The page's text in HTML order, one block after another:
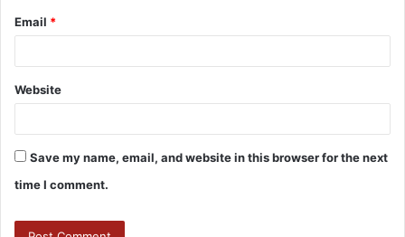
Email *
Website
Save my name, email, and website in this browser for the next
time I comment.